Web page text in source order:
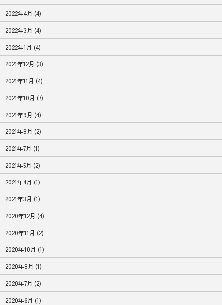
2022年4月 (4)
2022年3月 (4)
2022年1月 (4)
2021年12月 (3)
2021年11月 (4)
2021年10月 (7)
2021年9月 (4)
2021年8月 (2)
2021年7月 (1)
2021年5月 (2)
2021年4月 (1)
2021年3月 (1)
2020年12月 (4)
2020年11月 (2)
2020年10月 (1)
2020年8月 (1)
2020年7月 (2)
2020年6月 (1)